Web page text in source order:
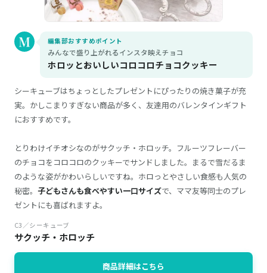
編集部おすすめポイント
みんなで盛り上がれるインスタ映えチョコ
ホロッとおいしいコロコロチョコクッキー
シーキューブはちょっとしたプレゼントにぴったりの焼き菓子が充
実。かしこまりすぎない商品が多く、友達用のバレンタインギフト
におすすめです。
とりわけイチオシなのがサクッチ・ホロッチ。フルーツフレーバー
のチョコをコロコロのクッキーでサンドしました。まるで雪だるま
のような姿がかわいらしいですね。ホロっとやさしい食感も人気の
秘密。 子どもさんも食べやすい一口サイズで、ママ友等同士のプレ
ゼントにも喜ばれますよ。
C3／シーキューブ
サクッチ・ホロッチ
商品詳細はこちら